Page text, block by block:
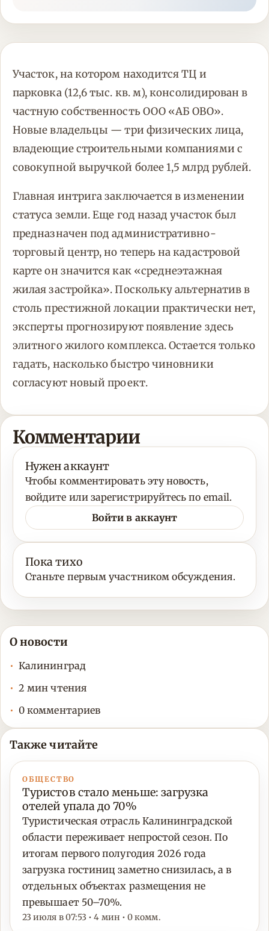
Участок, на котором находится ТЦ и
парковка (12,6 тыс. кв. м), консолидирован в
частную собственность ООО «АБ ОВО».
Новые владельцы — три физических лица,
владеющие строительными компаниями с
совокупной выручкой более 1,5 млрд рублей.
Главная интрига заключается в изменении
статуса земли. Еще год назад участок был
предназначен под административно-
торговый центр, но теперь на кадастровой
карте он значится как «среднеэтажная
жилая застройка». Поскольку альтернатив в
столь престижной локации практически нет,
эксперты прогнозируют появление здесь
элитного жилого комплекса. Остается только
гадать, насколько быстро чиновники
согласуют новый проект.
Комментарии
Нужен аккаунт
Чтобы комментировать эту новость,
войдите или зарегистрируйтесь по email.
Войти в аккаунт
Пока тихо
Станьте первым участником обсуждения.
О новости
Калининград
2 мин чтения
0 комментариев
Также читайте
ОБЩЕСТВО
Туристов стало меньше: загрузка
отелей упала до 70%
Туристическая отрасль Калининградской
области переживает непростой сезон. По
итогам первого полугодия 2026 года
загрузка гостиниц заметно снизилась, а в
отдельных объектах размещения не
превышает 50–70%.
23 июля в 07:53 • 4 мин • 0 комм.